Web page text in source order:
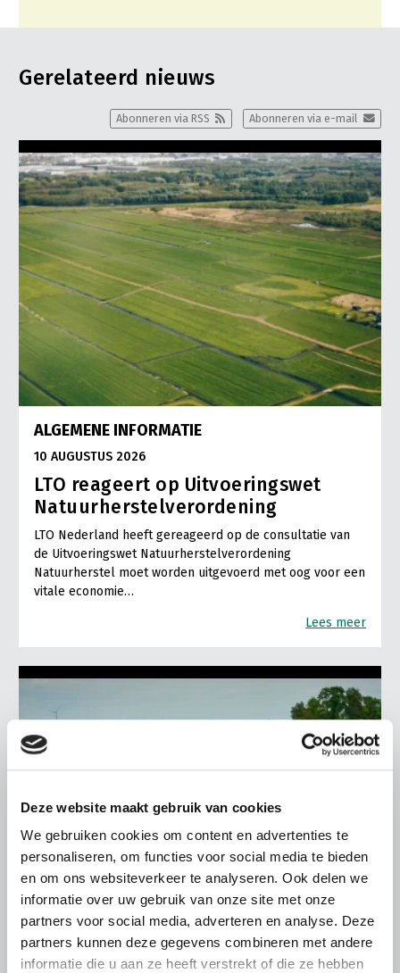
Deze website maakt gebruik van cookies
We gebruiken cookies om content en advertenties te
personaliseren, om functies voor social media te bieden
en om ons websiteverkeer te analyseren. Ook delen we
informatie over uw gebruik van onze site met onze
partners voor social media, adverteren en analyse. Deze
partners kunnen deze gegevens combineren met andere
informatie die u aan ze heeft verstrekt of die ze hebben
Over LTO
LTO Nederland
Mensen
Bestuur en Directie
Medewerkers
Vakgroepbestuurders
Jaarverslag 2023
Vacatures
Pers
Gerelateerd nieuws
Abonneren via e-mail
Abonneren via RSS
ALGEMENE INFORMATIE
10 AUGUSTUS 2026
LTO reageert op Uitvoeringswet
Natuurherstelverordening
LTO Nederland heeft gereageerd op de consultatie van
de Uitvoeringswet Natuurherstelverordening
Natuurherstel moet worden uitgevoerd met oog voor een
vitale economie…
Lees meer
ALGEMENE INFORMATIE